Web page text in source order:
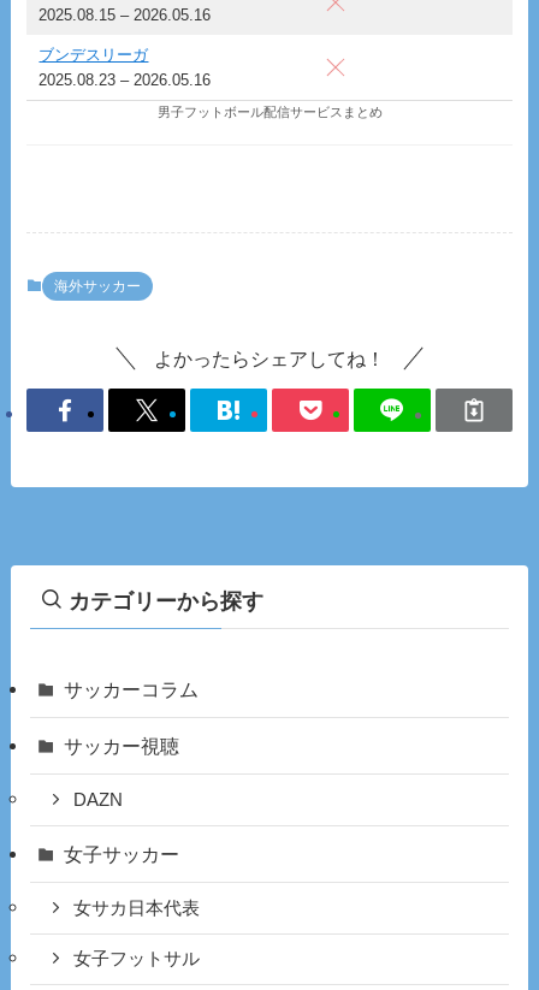
2025.08.15 – 2026.05.16
ブンデスリーガ
2025.08.23 – 2026.05.16
男子フットボール配信サービスまとめ
海外サッカー
よかったらシェアしてね！
カテゴリーから探す
サッカーコラム
サッカー視聴
DAZN
女子サッカー
女サカ日本代表
女子フットサル